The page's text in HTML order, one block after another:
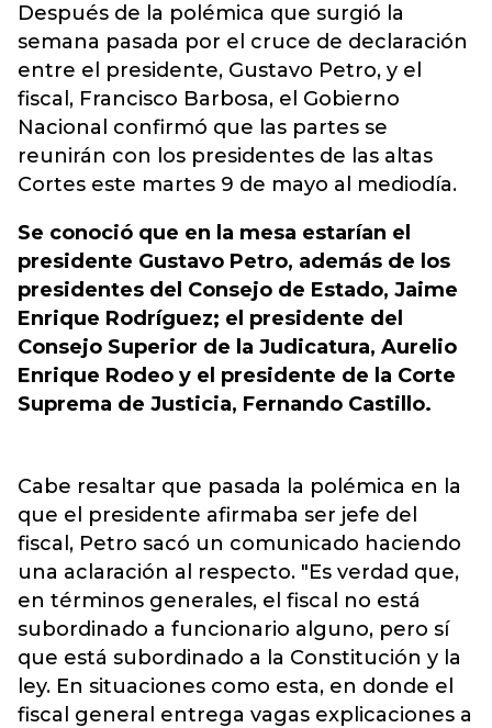
Después de la polémica que surgió la
semana pasada por el cruce de declaración
entre el presidente, Gustavo Petro, y el
fiscal, Francisco Barbosa, el Gobierno
Nacional confirmó que las partes se
reunirán con los presidentes de las altas
Cortes este martes 9 de mayo al mediodía.
Se conoció que en la mesa estarían el
presidente Gustavo Petro, además de los
presidentes del Consejo de Estado, Jaime
Enrique Rodríguez; el presidente del
Consejo Superior de la Judicatura, Aurelio
Enrique Rodeo y el presidente de la Corte
Suprema de Justicia, Fernando Castillo.
Cabe resaltar que pasada la polémica en la
que el presidente afirmaba ser jefe del
fiscal, Petro sacó un comunicado haciendo
una aclaración al respecto. "Es verdad que,
en términos generales, el fiscal no está
subordinado a funcionario alguno, pero sí
que está subordinado a la Constitución y la
ley. En situaciones como esta, en donde el
fiscal general entrega vagas explicaciones a